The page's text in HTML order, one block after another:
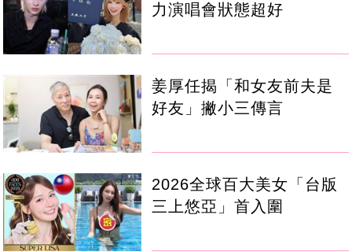
力演唱會狀態超好
姜厚任揭「和女友前夫是
好友」撇小三傳言
2026全球百大美女「台版
三上悠亞」首入圍